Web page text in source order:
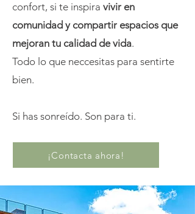
confort, si te inspira vivir en
comunidad y compartir espacios que
mejoran tu calidad de vida.
Todo lo que neccesitas para sentirte
bien.
Si has sonreído. Son para ti.
¡Contacta ahora!